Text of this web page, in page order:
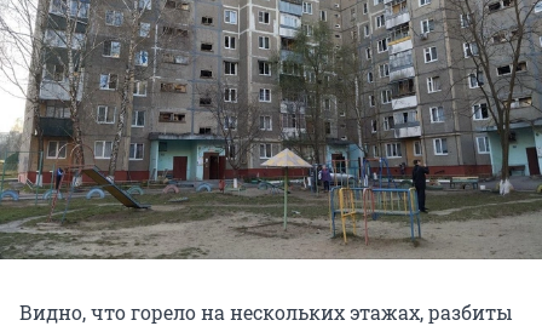
Видно, что горело на нескольких этажах, разбиты